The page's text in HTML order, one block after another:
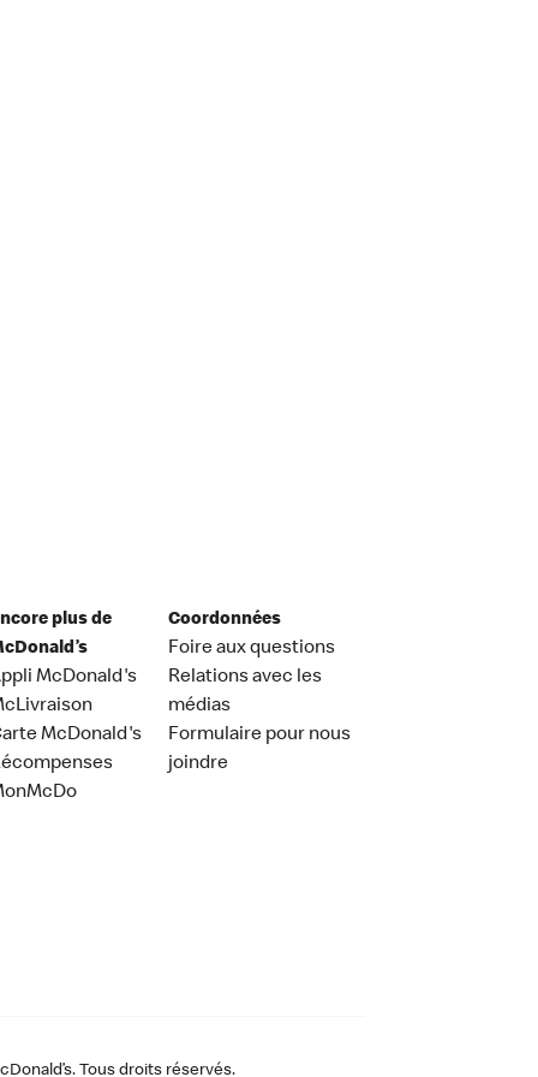
plus de
McDonald's
McDonald's
Coordonnées
Foire aux questions
Relations avec les
médias
Formulaire pour nous
joindre
Tous droits réservés.